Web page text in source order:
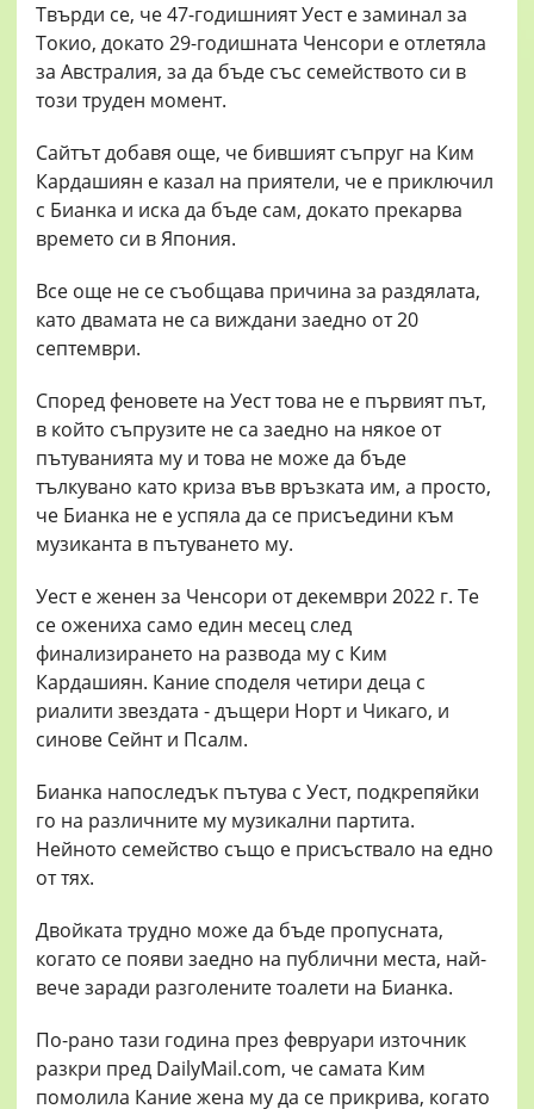
Твърди се, че 47-годишният Уест е заминал за
Токио, докато 29-годишната Ченсори е отлетяла
за Австралия, за да бъде със семейството си в
този труден момент.
Сайтът добавя още, че бившият съпруг на Ким
Кардашиян е казал на приятели, че е приключил
с Бианка и иска да бъде сам, докато прекарва
времето си в Япония.
Все още не се съобщава причина за раздялата,
като двамата не са виждани заедно от 20
септември.
Според феновете на Уест това не е първият път,
в който съпрузите не са заедно на някое от
пътуванията му и това не може да бъде
тълкувано като криза във връзката им, а просто,
че Бианка не е успяла да се присъедини към
музиканта в пътуването му.
Уест е женен за Ченсори от декември 2022 г. Те
се ожениха само един месец след
финализирането на развода му с Ким
Кардашиян. Кание споделя четири деца с
риалити звездата - дъщери Норт и Чикаго, и
синове Сейнт и Псалм.
Бианка напоследък пътува с Уест, подкрепяйки
го на различните му музикални партита.
Нейното семейство също е присъствало на едно
от тях.
Двойката трудно може да бъде пропусната,
когато се появи заедно на публични места, най-
вече заради разголените тоалети на Бианка.
По-рано тази година през февруари източник
разкри пред DailyMail.com, че самата Ким
помолила Кание жена му да се прикрива, когато